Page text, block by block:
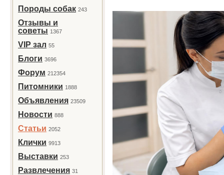
Породы собак 243
Отзывы и
советы 1367
VIP зал 55
Блоги 3696
Форум 212354
Питомники 1888
Объявления 23509
Новости 888
Статьи 2052
Клички 9913
Выставки 253
Развлечения 31